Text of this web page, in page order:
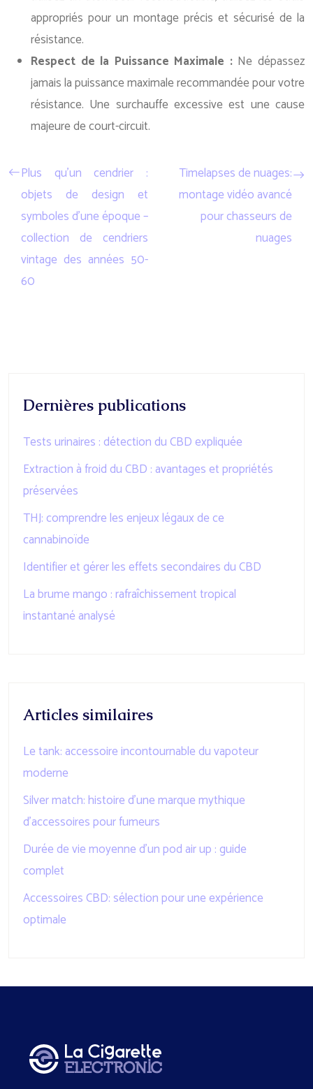
appropriés pour un montage précis et sécurisé de la
résistance.
Respect de la Puissance Maximale : Ne dépassez
jamais la puissance maximale recommandée pour votre
résistance. Une surchauffe excessive est une cause
majeure de court-circuit.
Plus qu’un cendrier :
objets de design et
symboles d’une époque –
collection de cendriers
vintage des années 50-
60
Timelapses de nuages:
montage vidéo avancé
pour chasseurs de
nuages
Dernières publications
Tests urinaires : détection du CBD expliquée
Extraction à froid du CBD : avantages et propriétés
préservées
THJ: comprendre les enjeux légaux de ce
cannabinoïde
Identifier et gérer les effets secondaires du CBD
La brume mango : rafraîchissement tropical
instantané analysé
Articles similaires
Le tank: accessoire incontournable du vapoteur
moderne
Silver match: histoire d’une marque mythique
d’accessoires pour fumeurs
Durée de vie moyenne d’un pod air up : guide
complet
Accessoires CBD: sélection pour une expérience
optimale